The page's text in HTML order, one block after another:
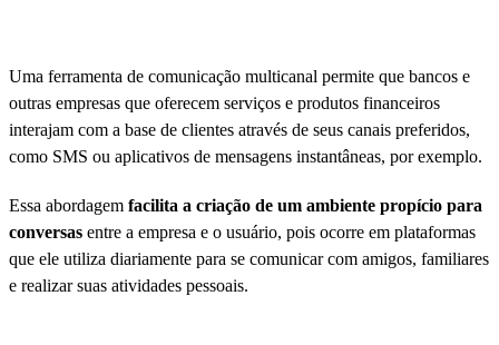
Uma ferramenta de comunicação multicanal permite que bancos e
outras empresas que oferecem serviços e produtos financeiros
interajam com a base de clientes através de seus canais preferidos,
como SMS ou aplicativos de mensagens instantâneas, por exemplo.
Essa abordagem facilita a criação de um ambiente propício para
conversas entre a empresa e o usuário, pois ocorre em plataformas
que ele utiliza diariamente para se comunicar com amigos, familiares
e realizar suas atividades pessoais.